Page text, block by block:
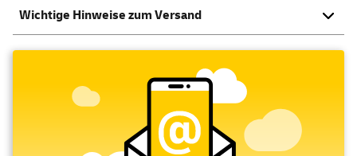
Wichtige Hinweise zum Versand